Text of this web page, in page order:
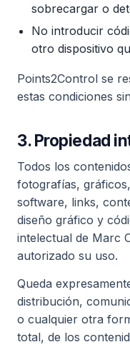
sobrecargar o
No introducir
otro dispositivo
Points2Control se
estas condiciones
3. Propiedad
Todos los
fotografías,
software, links,
diseño gráfico y
intelectual de Marc
autorizado su uso.
Queda
distribución,
o cualquier otra
total, de los